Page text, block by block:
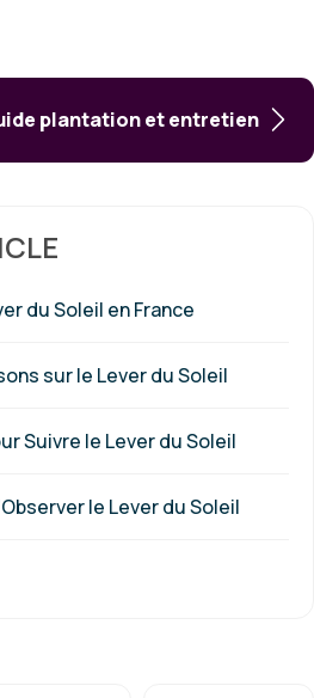
plantation et entretien
du Soleil en France
sur le Lever du Soleil
Suivre le Lever du Soleil
le Lever du Soleil